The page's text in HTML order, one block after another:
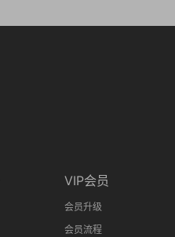
VIP会员
会员升级
会员流程